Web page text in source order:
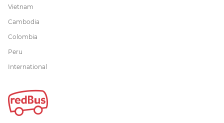
Vietnam
Cambodia
Colombia
Peru
International